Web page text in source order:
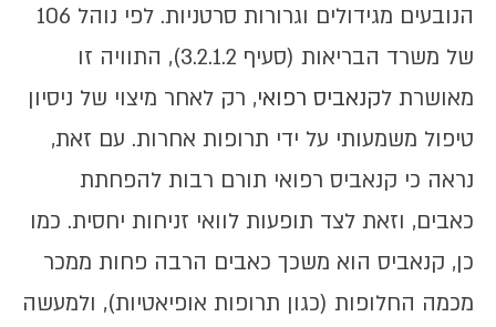
הנובעים מגידולים וגרורות סרטניות. לפי נוהל 106
של משרד הבריאות (סעיף 3.2.1.2), התוויה זו
מאושרת לקנאביס רפואי, רק לאחר מיצוי של ניסיון
טיפול משמעותי על ידי תרופות אחרות. עם זאת,
נראה כי קנאביס רפואי תורם רבות להפחתת
כאבים, וזאת לצד תופעות לוואי זניחות יחסית. כמו
כן, קנאביס הוא משכך כאבים הרבה פחות ממכר
מכמה החלופות (כגון תרופות אופיאטיות), ולמעשה